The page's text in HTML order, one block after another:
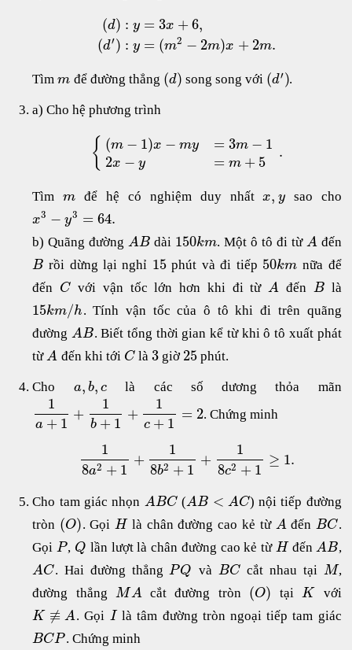
(d)
(d′)
: y = 3x + 6,
: y = (m2 − 2m)x + 2m.
Tìmm để đường thẳng (d) song song với (d′).
a) Cho hệ phương trình
{ (m − 1)x − my
2x − y
= 3m − 1
= m + 5
.
Tìmm để hệ có nghiệm duy nhấtx, ysao cho
x3 − y3 = 64.
b) Quãng đườngAB dài 150km. Một ô tô đi từ Ađến
B rồi dừng lại nghỉ 15phút và đi tiếp 50km nữa để
đến C với vận tốc lớn hơn khi đi từ A đến Blà
15km/h. Tính vận tốc của ô tô khi đi trên quãng
đườngAB. Biết tổng thời gian kể từ khi ô tô xuất phát
từA đến khi tới Clà 3 giờ 25 phút.
Cho a, b, c là các số dương thỏa mãn
1
a + 1
+
1
b + 1
+
1
c + 1
= 2. Chứng minh
1
8a2 + 1
+
1
8b2 + 1
+
1
8c2 + 1
≥ 1.
Cho tam giác nhọn ABC (AB < AC) nội tiếp đường
tròn (O). GọiHlà chân đường cao kẻ từ AđếnBC.
GọiP, Q lần lượt là chân đường cao kẻ từ HđếnAB,
AC. Hai đường thẳngPQ và BCcắt nhau tại M,
đường thẳngMAcắt đường tròn (O) tạiK với
K ≢ A. Gọi Ilà tâm đường tròn ngoại tiếp tam giác
BCP . Chứng minh